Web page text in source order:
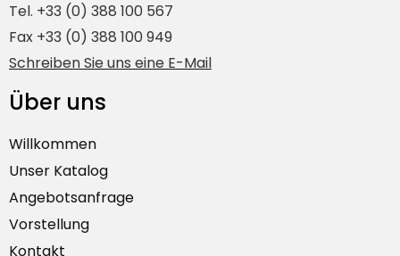
Tel. +33 (0) 388 100 567
Fax +33 (0) 388 100 949
Schreiben Sie uns eine E-Mail
Über uns
Willkommen
Unser Katalog
Angebotsanfrage
Vorstellung
Kontakt